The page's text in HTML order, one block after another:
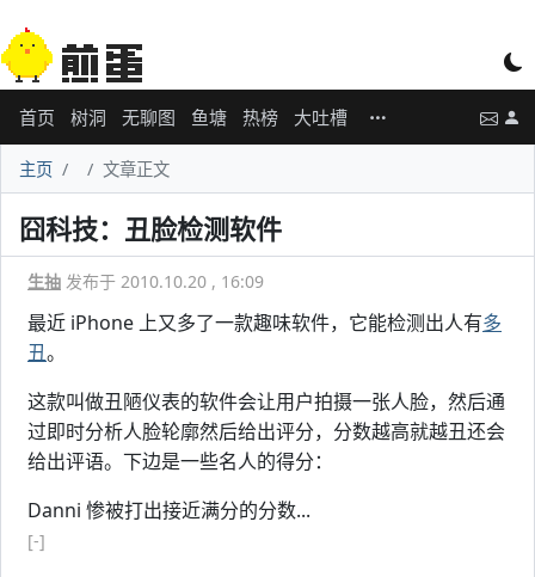
首页 树洞 无聊图 鱼塘 热榜 大吐槽
主页 文章正文
囧科技：丑脸检测软件
生抽 发布于 2010.10.20 , 16:09
最近 iPhone 上又多了一款趣味软件，它能检测出人有多
丑。
这款叫做丑陋仪表的软件会让用户拍摄一张人脸，然后通
过即时分析人脸轮廓然后给出评分，分数越高就越丑还会
给出评语。下边是一些名人的得分：
Danni 惨被打出接近满分的分数...
[-]